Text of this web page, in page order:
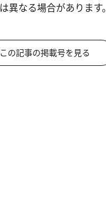
なる場合があります。
この記事の掲載号を見る